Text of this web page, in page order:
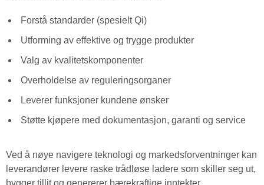
Forstå standarder (spesielt Qi)
Utforming av effektive og trygge produkter
Valg av kvalitetskomponenter
Overholdelse av reguleringsorganer
Leverer funksjoner kundene ønsker
Støtte kjøpere med dokumentasjon, garanti og service
Ved å nøye navigere teknologi og markedsforventninger kan
leverandører levere raske trådløse ladere som skiller seg ut,
bygger tillit og genererer bærekraftige inntekter.